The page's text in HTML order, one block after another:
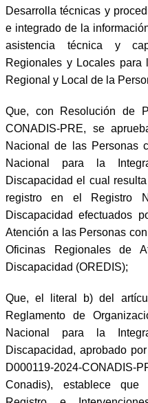
Desarrolla técnicas y
e integrado de la
asistencia técnica y
Regionales y Locales para
Regional y Local de la
Que, con Resolución de
CONADIS-PRE, se
Nacional de las Personas
Nacional para la
Discapacidad el cual
registro en el Registro
Discapacidad efectuados
Atención a las Personas
Oficinas Regionales de
Discapacidad (OREDIS);
Que, el literal b) del
Reglamento de
Nacional para la
Discapacidad, aprobado
D000119-2024-
Conadis), establece